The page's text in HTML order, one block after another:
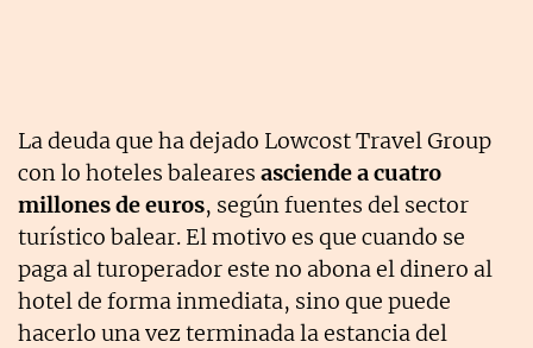
La deuda que ha dejado Lowcost Travel Group
con lo hoteles baleares asciende a cuatro
millones de euros, según fuentes del sector
turístico balear. El motivo es que cuando se
paga al turoperador este no abona el dinero al
hotel de forma inmediata, sino que puede
hacerlo una vez terminada la estancia del